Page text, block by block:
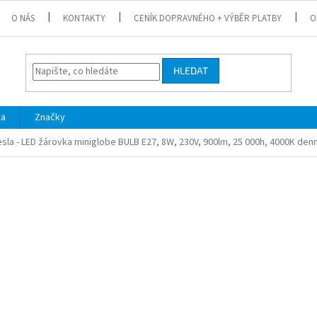
O NÁS KONTAKTY CENÍK DOPRAVNÉHO + VÝBĚR PLATBY
HLEDAT
Značky
- LED žárovka miniglobe BULB E27, 8W, 230V, 900lm, 25 000h, 4000K